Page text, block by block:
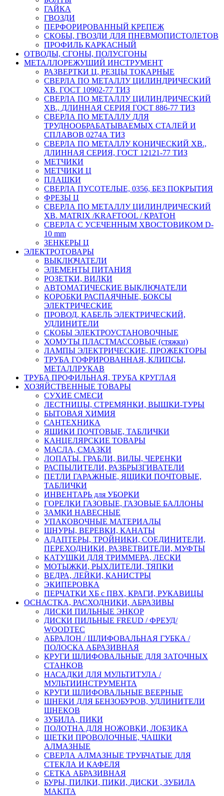
ГАЙКА
ГВОЗДИ
ПЕРФОРИРОВАННЫЙ КРЕПЕЖ
СКОБЫ, ГВОЗДИ ДЛЯ ПНЕВМОПИСТОЛЕТОВ
ПРОФИЛЬ КАРКАСНЫЙ
ОТВОДЫ, СГОНЫ, ПОЛУСГОНЫ
МЕТАЛЛОРЕЖУЩИЙ ИНСТРУМЕНТ
РАЗВЕРТКИ Ц, РЕЗЦЫ ТОКАРНЫЕ
СВЕРЛА ПО МЕТАЛЛУ ЦИЛИНДРИЧЕСКИЙ
ХВ. ГОСТ 10902-77 ТИЗ
СВЕРЛА ПО МЕТАЛЛУ ЦИЛИНДРИЧЕСКИЙ
ХВ., ДЛИННАЯ СЕРИЯ ГОСТ 886-77 ТИЗ
СВЕРЛА ПО МЕТАЛЛУ ДЛЯ
ТРУДНООБРАБАТЫВАЕМЫХ СТАЛЕЙ И
СПЛАВОВ 0274А ТИЗ
СВЕРЛА ПО МЕТАЛЛУ КОНИЧЕСКИЙ ХВ.,
ДЛИННАЯ СЕРИЯ, ГОСТ 12121-77 ТИЗ
МЕТЧИКИ
МЕТЧИКИ Ц
ПЛАШКИ
СВЕРЛА ПУСОТЕЛЫЕ, 0356, БЕЗ ПОКРЫТИЯ
ФРЕЗЫ Ц
СВЕРЛА ПО МЕТАЛЛУ ЦИЛИНДРИЧЕСКИЙ
ХВ. MATRIX /KRAFTOOL / КРАТОН
СВЕРЛА С УСЕЧЕННЫМ ХВОСТОВИКОМ D-
10 mm
ЗЕНКЕРЫ Ц
ЭЛЕКТРОТОВАРЫ
ВЫКЛЮЧАТЕЛИ
ЭЛЕМЕНТЫ ПИТАНИЯ
РОЗЕТКИ, ВИЛКИ
АВТОМАТИЧЕСКИЕ ВЫКЛЮЧАТЕЛИ
КОРОБКИ РАСПАЯЧНЫЕ, БОКСЫ
ЭЛЕКТРИЧЕСКИЕ
ПРОВОД, КАБЕЛЬ ЭЛЕКТРИЧЕСКИЙ,
УДЛИНИТЕЛИ
СКОБЫ ЭЛЕКТРОУСТАНОВОЧНЫЕ
ХОМУТЫ ПЛАСТМАССОВЫЕ (стяжки)
ЛАМПЫ ЭЛЕКТРИЧЕСКИЕ, ПРОЖЕКТОРЫ
ТРУБА ГОФРИРОВАННАЯ, КЛИПСЫ,
МЕТАЛЛРУКАВ
ТРУБА ПРОФИЛЬНАЯ, ТРУБА КРУГЛАЯ
ХОЗЯЙСТВЕННЫЕ ТОВАРЫ
СУХИЕ СМЕСИ
ЛЕСТНИЦЫ, СТРЕМЯНКИ, ВЫШКИ-ТУРЫ
БЫТОВАЯ ХИМИЯ
САНТЕХНИКА
ЯЩИКИ ПОЧТОВЫЕ, ТАБЛИЧКИ
КАНЦЕЛЯРСКИЕ ТОВАРЫ
МАСЛА, СМАЗКИ
ЛОПАТЫ. ГРАБЛИ, ВИЛЫ, ЧЕРЕНКИ
РАСПЫЛИТЕЛИ, РАЗБРЫЗГИВАТЕЛИ
ПЕТЛИ ГАРАЖНЫЕ, ЯЩИКИ ПОЧТОВЫЕ,
ТАБЛИЧКИ
ИНВЕНТАРЬ для УБОРКИ
ГОРЕЛКИ ГАЗОВЫЕ, ГАЗОВЫЕ БАЛЛОНЫ
ЗАМКИ НАВЕСНЫЕ
УПАКОВОЧНЫЕ МАТЕРИАЛЫ
ШНУРЫ, ВЕРЕВКИ, КАНАТЫ
АДАПТЕРЫ, ТРОЙНИКИ, СОЕДИНИТЕЛИ,
ПЕРЕХОДНИКИ, РАЗВЕТВИТЕЛИ, МУФТЫ
КАТУШКИ ДЛЯ ТРИММЕРА, ЛЕСКИ
МОТЫЖКИ, РЫХЛИТЕЛИ, ТЯПКИ
ВЕДРА, ЛЕЙКИ, КАНИСТРЫ
ЭКИПЕРОВКА
ПЕРЧАТКИ ХБ с ПВХ, КРАГИ, РУКАВИЦЫ
ОСНАСТКА, РАСХОДНИКИ, АБРАЗИВЫ
ДИСКИ ПИЛЬНЫЕ ЭНКОР
ДИСКИ ПИЛЬНЫЕ FREUD / ФРЕУД/
WOODTEC
АБРАЛОН / ШЛИФОВАЛЬНАЯ ГУБКА /
ПОЛОСКА АБРАЗИВНАЯ
КРУГИ ШЛИФОВАЛЬНЫЕ ДЛЯ ЗАТОЧНЫХ
СТАНКОВ
НАСАДКИ ДЛЯ МУЛЬТИТУЛА /
МУЛЬТИИНСТРУМЕНТА
КРУГИ ШЛИФОВАЛЬНЫЕ ВЕЕРНЫЕ
ШНЕКИ ДЛЯ БЕНЗОБУРОВ, УДЛИНИТЕЛИ
ШНЕКОВ
ЗУБИЛА, ПИКИ
ПОЛОТНА ДЛЯ НОЖОВКИ, ЛОБЗИКА
ЩЕТКИ ПРОВОЛОЧНЫЕ, ЧАШКИ
АЛМАЗНЫЕ
СВЕРЛА АЛМАЗНЫЕ ТРУБЧАТЫЕ ДЛЯ
СТЕКЛА И КАФЕЛЯ
СЕТКА АБРАЗИВНАЯ
БУРЫ, ПИЛКИ, ПИКИ, ДИСКИ , ЗУБИЛА
MAKITA